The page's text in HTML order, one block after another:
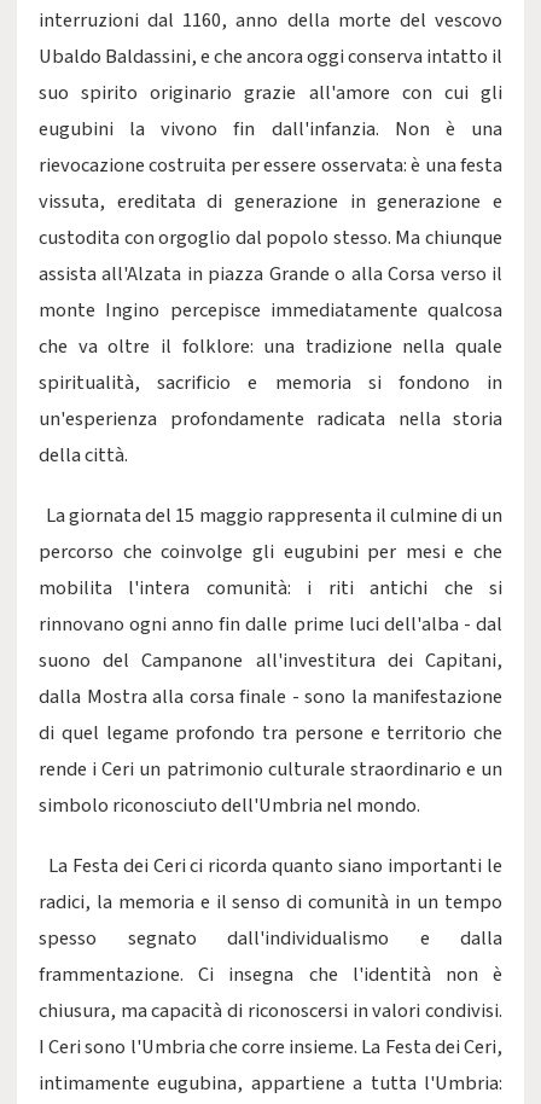
interruzioni dal 1160, anno della morte del vescovo
Ubaldo Baldassini, e che ancora oggi conserva intatto il
suo spirito originario grazie all'amore con cui gli
eugubini la vivono fin dall'infanzia. Non è una
rievocazione costruita per essere osservata: è una festa
vissuta, ereditata di generazione in generazione e
custodita con orgoglio dal popolo stesso. Ma chiunque
assista all'Alzata in piazza Grande o alla Corsa verso il
monte Ingino percepisce immediatamente qualcosa
che va oltre il folklore: una tradizione nella quale
spiritualità, sacrificio e memoria si fondono in
un'esperienza profondamente radicata nella storia
della città.
La giornata del 15 maggio rappresenta il culmine di un
percorso che coinvolge gli eugubini per mesi e che
mobilita l'intera comunità: i riti antichi che si
rinnovano ogni anno fin dalle prime luci dell'alba - dal
suono del Campanone all'investitura dei Capitani,
dalla Mostra alla corsa finale - sono la manifestazione
di quel legame profondo tra persone e territorio che
rende i Ceri un patrimonio culturale straordinario e un
simbolo riconosciuto dell'Umbria nel mondo.
La Festa dei Ceri ci ricorda quanto siano importanti le
radici, la memoria e il senso di comunità in un tempo
spesso segnato dall'individualismo e dalla
frammentazione. Ci insegna che l'identità non è
chiusura, ma capacità di riconoscersi in valori condivisi.
I Ceri sono l'Umbria che corre insieme. La Festa dei Ceri,
intimamente eugubina, appartiene a tutta l'Umbria: